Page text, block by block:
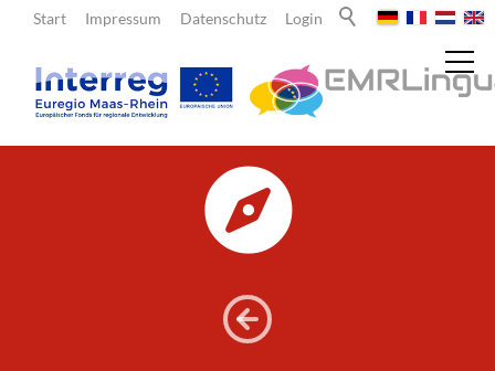
Login
Datenschutz
Impressum
Start